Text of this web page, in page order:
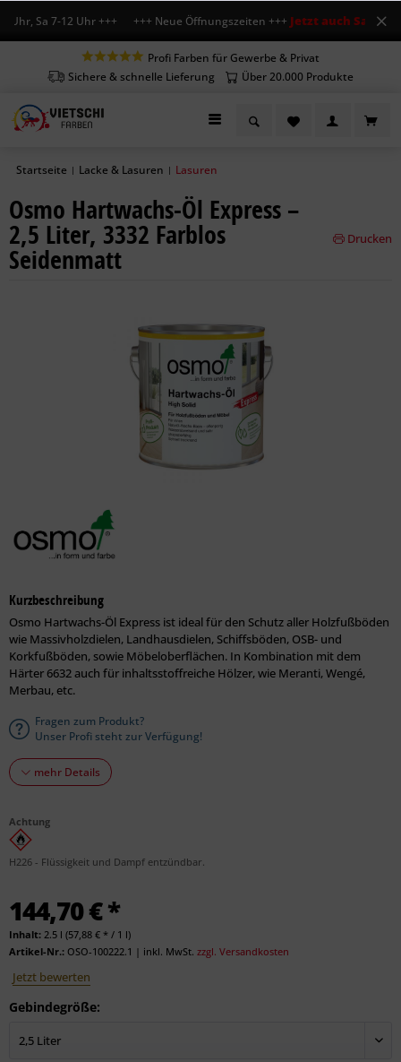
Sa 7-12 Uhr +++ +++ Neue Öffnungszeiten +++Jetzt auch Sa
Profi Farben für Gewerbe & Privat
Sichere & schnelle Lieferung
Über 20.000 Produkte
Startseite | Lacke & Lasuren | Lasuren
Osmo Hartwachs-Öl Express –
2,5 Liter, 3332 Farblos
Seidenmatt
Drucken
Kurzbeschreibung
Osmo Hartwachs-Öl Express ist ideal für den Schutz aller Holzfußböden
wie Massivholzdielen, Landhausdielen, Schiffsböden, OSB- und
Korkfußböden, sowie Möbeloberflächen. In Kombination mit dem
Härter 6632 auch für inhaltsstoffreiche Hölzer, wie Meranti, Wengé,
Merbau, etc.
Fragen zum Produkt?
Unser Profi steht zur Verfügung!
mehr Details
Achtung
H226 - Flüssigkeit und Dampf entzündbar.
144,70 € *
Inhalt: 2.5 l (57,88 € * / 1 l)
Artikel-Nr.: OSO-100222.1 | inkl. MwSt. zzgl. Versandkosten
Jetzt bewerten
Gebindegröße: